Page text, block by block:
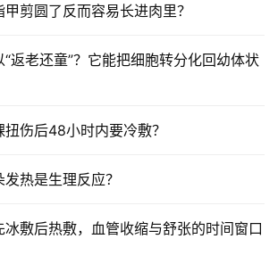
剪圆了反而容易长进肉里？
返老还童”？它能把细胞转分化回幼体状
伤后48小时内要冷敷？
热是生理反应？
冰敷后热敷，血管收缩与舒张的时间窗口